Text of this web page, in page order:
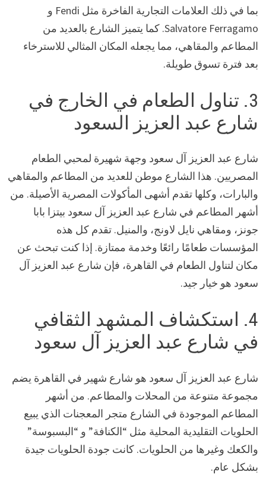
بما في ذلك العلامات التجارية الفاخرة مثل Fendi و
Salvatore Ferragamo. كما يتميز الشارع بالعديد من
المطاعم والمقاهي، مما يجعله المكان المثالي للاسترخاء
بعد فترة تسوق طويلة.
3. تناول الطعام في الخارج في
شارع عبد العزيز السعود
شارع عبد العزيز آل سعود وجهة شهيرة لمحبي الطعام
المصريين. هذا الشارع موطن للعديد من المطاعم والمقاهي
والبارات، وكلها تقدم أشهى المأكولات المصرية الأصيلة. من
أشهر المطاعم في شارع عبد العزيز آل سعود بيتزا بابا
جونز، ومقاهي نايل لاونج، والمنيل. تقدم كل هذه
المؤسسات طعامًا رائعًا وخدمة ممتازة. إذا كنت تبحث عن
مكان لتناول الطعام في القاهرة، فإن شارع عبد العزيز آل
سعود هو خيار جيد.
4. استكشاف المشهد الثقافي
في شارع عبد العزيز آل سعود
شارع عبد العزيز آل سعود هو شارع شهير في القاهرة يضم
مجموعة متنوعة من المحلات والمطاعم. من أشهر
المطاعم الموجودة في الشارع متجر المعجنات الذي يبيع
الحلويات التقليدية المحلية مثل “الكنافة” و “البسبوسة”
والكعك وغيرها من الحلويات. كانت جودة الحلويات جيدة
بشكل عام.